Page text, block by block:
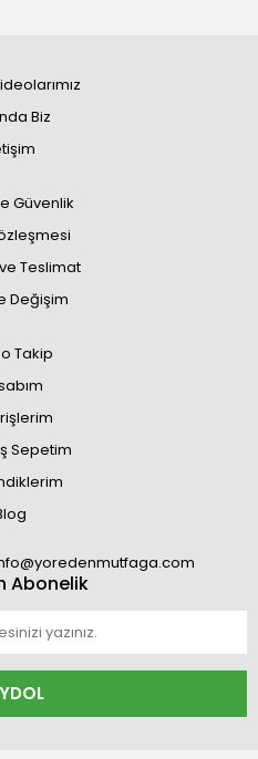
Biz
Güvenlik
Teslimat
Değişim
Takip
Sepetim
Abonelik